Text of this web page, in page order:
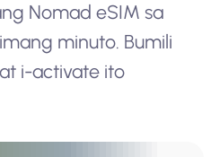
Nomad eSIM sa
minuto. Bumili
i-activate ito